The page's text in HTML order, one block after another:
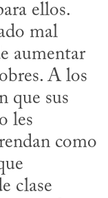
ellos.
mal
aumentar
A los
que sus
les
como
clase